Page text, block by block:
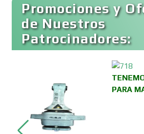
Cafeterías
Cámaras de Comercio
Promociones y
de Nuestros
Patrocinadores:
PARA